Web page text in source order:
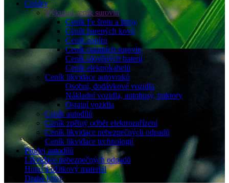
Ceníky
Výkupní ceník surovin
Ceník Fe šrotu a litiny
Ceník barených kovů
Ceník papíru
Ceník ostatních surovin
Ceník olověných baterií
Ceník elektrokabelů
Ceník likvidace autovraků
Osobní, dodávkové vozidla
Nákladní vozidla, autobusy, traktory
Ostatní vozidla
Ceník autodílů
Ceník zpětný odběr elektrozařízení
Ceník likvidace nebezpečných odpadů
Ceník likvidace technologií
Prodej autodílů
Likvidace nebezpečných odpadů
Hutní a užitkový materiál
Drahé kovy